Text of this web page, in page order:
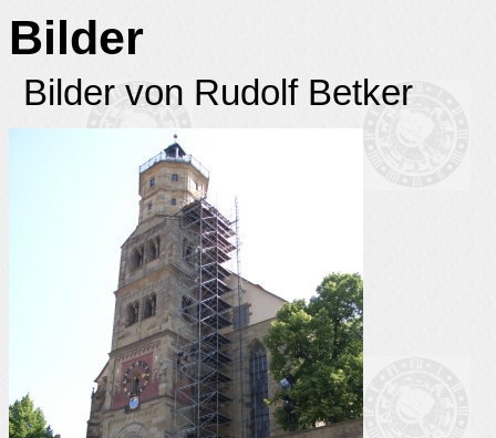
Bilder
Bilder von Rudolf Betker